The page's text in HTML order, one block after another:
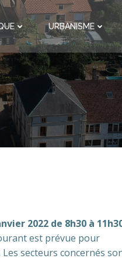
URBANISME
2022 de 8h30 à
est prévue pour
Les secteurs concernés